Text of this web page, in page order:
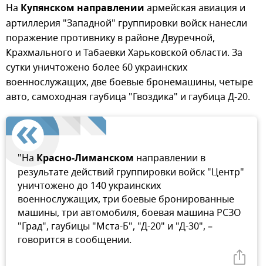
На Купянском направлении армейская авиация и
артиллерия "Западной" группировки войск нанесли
поражение противнику в районе Двуречной,
Крахмального и Табаевки Харьковской области. За
сутки уничтожено более 60 украинских
военнослужащих, две боевые бронемашины, четыре
авто, самоходная гаубица "Гвоздика" и гаубица Д-20.
"На Красно-Лиманском направлении в
результате действий группировки войск "Центр"
уничтожено до 140 украинских
военнослужащих, три боевые бронированные
машины, три автомобиля, боевая машина РСЗО
"Град", гаубицы "Мста-Б", "Д-20" и "Д-30", –
говорится в сообщении.